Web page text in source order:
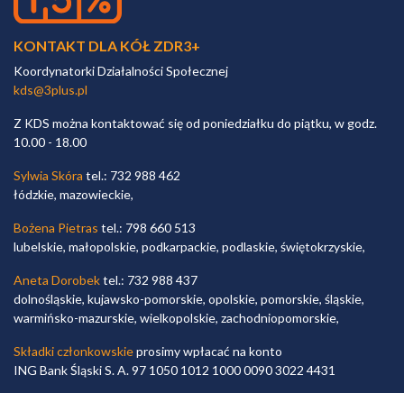
KONTAKT DLA KÓŁ ZDR3+
Koordynatorki Działalności Społecznej
kds@3plus.pl
Z KDS można kontaktować się od poniedziałku do piątku, w godz.
10.00 - 18.00
Sylwia Skóra tel.: 732 988 462
łódzkie, mazowieckie,
Bożena Pietras tel.: 798 660 513
lubelskie, małopolskie, podkarpackie, podlaskie, świętokrzyskie,
Aneta Dorobektel.: 732 988 437
dolnośląskie, kujawsko-pomorskie, opolskie, pomorskie, śląskie,
warmińsko-mazurskie, wielkopolskie, zachodniopomorskie,
Składki członkowskieprosimy wpłacać na konto
ING Bank Śląski S. A. 97 1050 1012 1000 0090 3022 4431